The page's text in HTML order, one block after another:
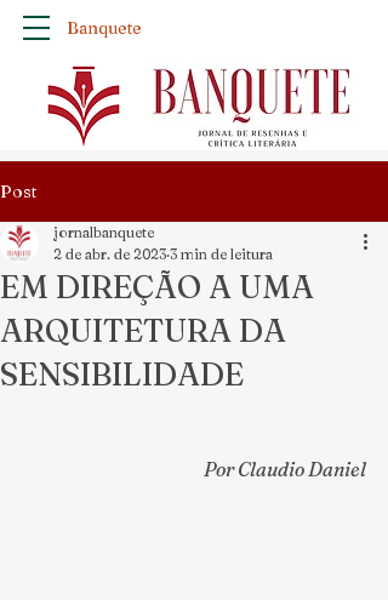
Banquete
Post
EM DIREÇÃO A UMA
ARQUITETURA DA
SENSIBILIDADE
jornalbanquete
2 de abr. de 2023 3 min de leitura
Por Claudio Daniel